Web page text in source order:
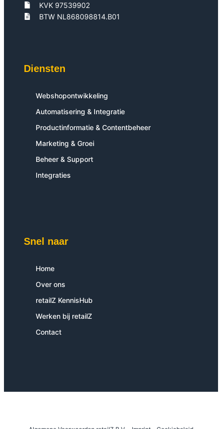
KVK 97539902
BTW NL868098814.B01
Diensten
Webshopontwikkeling
Automatisering & Integratie
Productinformatie & Contentbeheer
Marketing & Groei
Beheer & Support
Integraties
Snel naar
Home
Over ons
retailZ KennisHub
Werken bij retailZ
Contact